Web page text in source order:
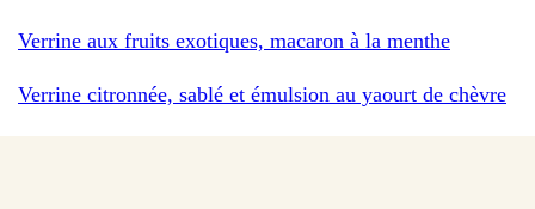
Verrine aux fruits exotiques, macaron à la menthe
Verrine citronnée, sablé et émulsion au yaourt de chèvre